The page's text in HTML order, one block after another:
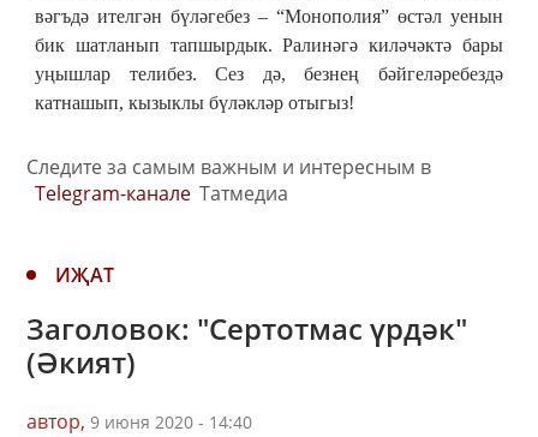
вәгъдә ителгән бүләгебез – “Монополия” өстәл уенын
бик шатланып тапшырдык. Ралинәгә киләчәктә бары
уңышлар телибез. Сез дә, безнең бәйгеләребездә
катнашып, кызыклы бүләкләр отыгыз!
Следите за самым важным и интересным в
Telegram-канале Татмедиа
ИҖАТ
Заголовок: "Сертотмас үрдәк"
(Әкият)
автор, 9 июня 2020 - 14:40